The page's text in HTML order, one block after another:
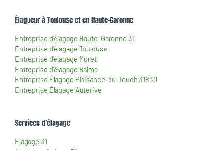
Élagueur à Toulouse et en Haute-Garonne
Entreprise d'élagage Haute-Garonne 31
Entreprise d'élagage Toulouse
Entreprise d'élagage Muret
Entreprise d'élagage Balma
Entreprise Élagage Plaisance-du-Touch 31830
Entreprise Élagage Auterive
Services d'élagage
Elagage 31